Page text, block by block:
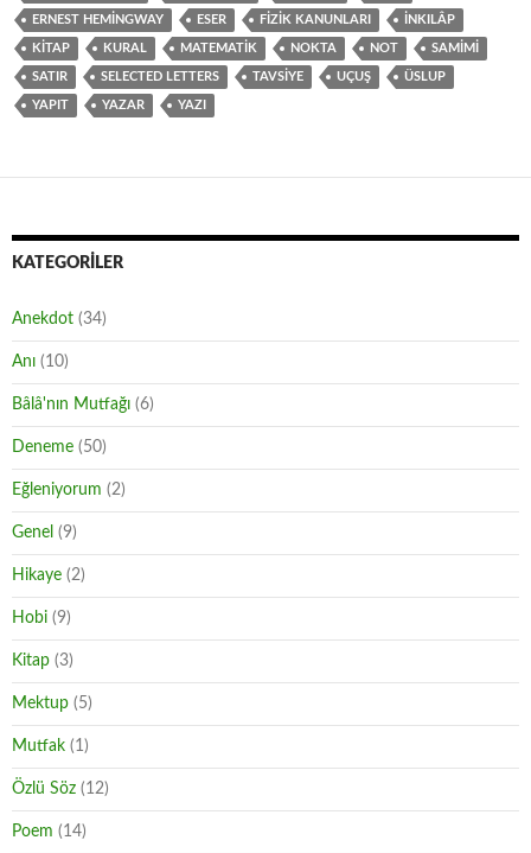
ERNEST HEMINGWAY ESER FIZIK KANUNLARI İNKILÂP
KITAP KURAL MATEMATIK NOKTA NOT SAMIMI
SATIR SELECTED LETTERS TAVSIYE UÇUŞ ÜSLUP
YAPIT YAZAR YAZI
KATEGORILER
Anekdot (34)
Anı (10)
Bâlâ'nın Mutfağı (6)
Deneme (50)
Eğleniyorum (2)
Genel (9)
Hikaye (2)
Hobi (9)
Kitap (3)
Mektup (5)
Mutfak (1)
Özlü Söz (12)
Poem (14)